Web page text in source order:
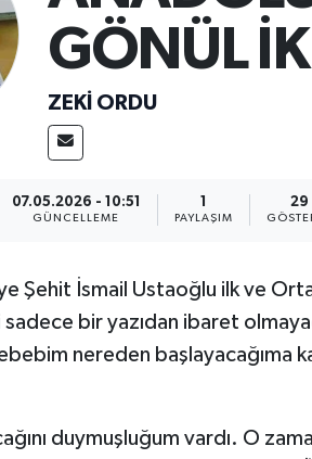
GÖNÜL
ZEKI ORDU
07.05.2026 - 10:51
GÜNCELLEME PAYLAŞIM
29
Şehit İsmail Ustaoğlu ilk ve
sadece bir yazıdan ibaret
nereden başlayacağıma
duymuşluğum vardı. O